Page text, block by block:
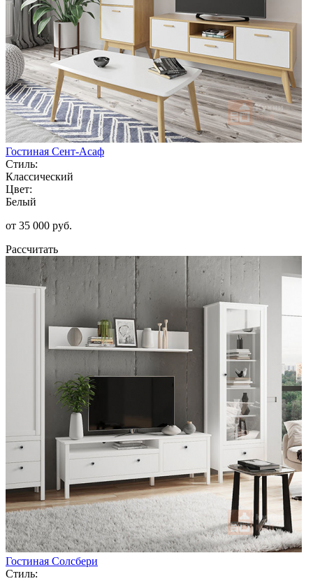
Гостиная Сент-Асаф
Стиль:
Классический
Цвет:
Белый
от 35 000 руб.
Рассчитать
Гостиная Солсбери
Стиль: